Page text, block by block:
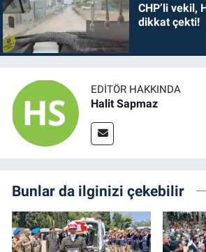
CHP’li vekil,
dikkat çekti!
EDITÖR HAKKINDA
Halit Sapmaz
Bunlar da ilginizi çekebilir